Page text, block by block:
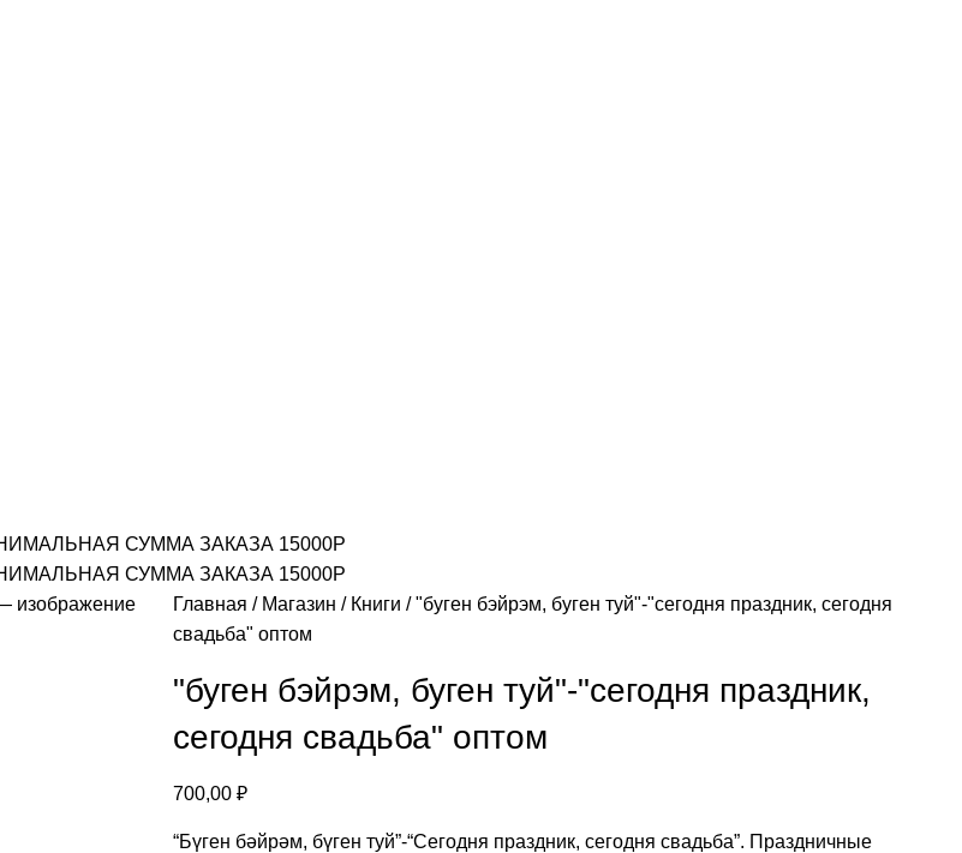
СУММА ЗАКАЗА 15000Р
СУММА ЗАКАЗА 15000Р
Главная
Магазин Книги
"буген бэйрэм, буген туй"-"сегодня праздник, сегодня
свадьба" оптом
"буген бэйрэм, буген туй"-"сегодня праздник,
сегодня свадьба" оптом
700,00 ₽
“Бүген бәйрәм, бүген туй”-“Сегодня праздник, сегодня свадьба”. Праздничные